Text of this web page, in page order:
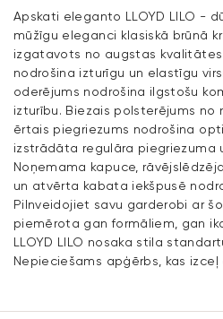
Apskati eleganto LLOYD LILO -
mūžīgu eleganci klasiskā brūnā
izgatavots no augstas kvalitātes
nodrošina izturīgu un elastīgu
oderējums nodrošina ilgstošu
izturību. Biezais polsterējums no
ērtais piegriezums nodrošina
izstrādāta regulāra piegriezuma
Noņemama kapuce,
un atvērta kabata iekšpusē
Pilnveidojiet savu garderobi ar
piemērota gan formāliem, gan
LLOYD LILO nosaka stila
Nepieciešams apģērbs, kas izceļ